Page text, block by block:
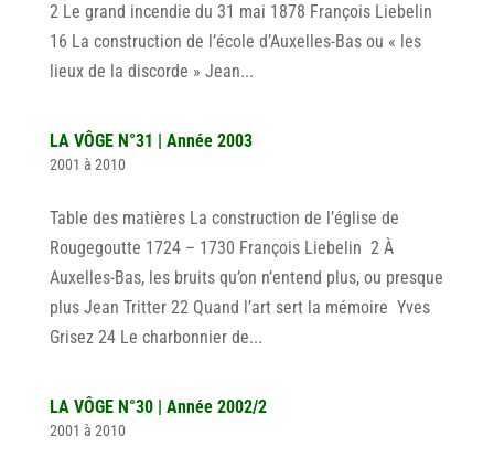
2 Le grand incendie du 31 mai 1878 François Liebelin
16 La construction de l’école d’Auxelles-Bas ou « les
lieux de la discorde » Jean...
LA VÔGE N°31 | Année 2003
2001 à 2010
Table des matières La construction de l’église de
Rougegoutte 1724 – 1730 François Liebelin 2 À
Auxelles-Bas, les bruits qu’on n’entend plus, ou presque
plus Jean Tritter 22 Quand l’art sert la mémoire Yves
Grisez 24 Le charbonnier de...
LA VÔGE N°30 | Année 2002/2
2001 à 2010